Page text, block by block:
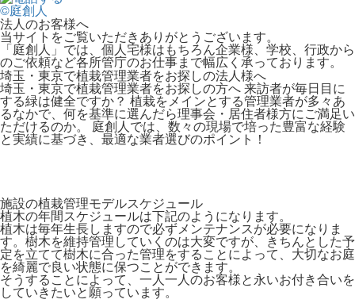
©庭創人
法人のお客様へ
当サイトをご覧いただきありがとうございます。
「庭創人」では、個人宅様はもちろん企業様、学校、行政から
のご依頼など各所管庁のお仕事まで幅広く承っております。
埼玉・東京で植栽管理業者をお探しの法人様へ
埼玉・東京で植栽管理業者をお探しの方へ 来訪者が毎日目に
する緑は健全ですか？ 植栽をメインとする管理業者が多々あ
るなかで、何を基準に選んだら理事会・居住者様方にご満足い
ただけるのか。 庭創人では、数々の現場で培った豊富な経験
と実績に基づき、最適な業者選びのポイント！
施設の植栽管理モデルスケジュール
植木の年間スケジュールは下記のようになります。
植木は毎年生長しますので必ずメンテナンスが必要になりま
す。樹木を維持管理していくのは大変ですが、きちんとした予
定を立てて樹木に合った管理をすることによって、大切なお庭
を綺麗で良い状態に保つことができます。
そうすることによって、一人一人のお客様と永いお付き合いを
していきたいと願っています。